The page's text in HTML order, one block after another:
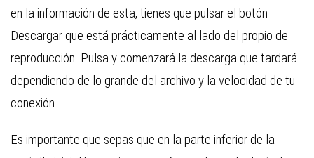
en la información de esta, tienes que pulsar el botón
Descargar que está prácticamente al lado del propio de
reproducción. Pulsa y comenzará la descarga que tardará
dependiendo de lo grande del archivo y la velocidad de tu
conexión.
Es importante que sepas que en la parte inferior de la